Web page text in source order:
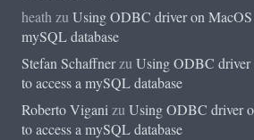
heath zu Using ODBC driver on MacOS
mySQL database
Stefan Schaffnerzu Using ODBC driver
to access a mySQL database
Roberto Vigani zu Using ODBC driver
to access a mySQL database